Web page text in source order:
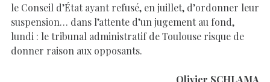
le Conseil d’État ayant refusé, en juillet, d’ordonner leur
suspension… dans l’attente d’un jugement au fond,
lundi : le tribunal administratif de Toulouse risque de
donner raison aux opposants.
Olivier SCHLAMA